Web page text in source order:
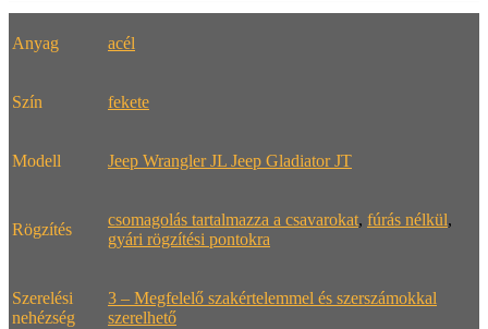
Anyag acél
Szín fekete
Modell Jeep Wrangler JL Jeep Gladiator JT
Rögzítés
csomagolás tartalmazza a csavarokat, fúrás nélkül,
gyári rögzítési pontokra
Szerelési
nehézség
3 – Megfelelő szakértelemmel és szerszámokkal
szerelhető